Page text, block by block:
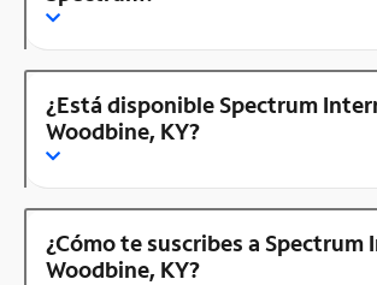
¿Está disponible Spectrum
Woodbine, KY?
¿Cómo te suscribes a Spectrum
Woodbine, KY?